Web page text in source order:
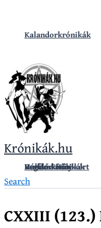
Kalandorkrónikák
Krónikák.hu
Vándorkrónikák
Hullámkirály
Regélő Főnix
Fanfár a Hősökért
Search
CXXIII